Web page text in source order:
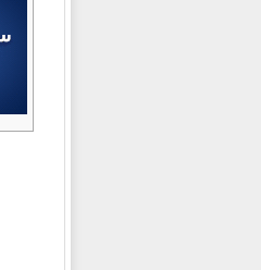
شیائومی Poco M8 Pro